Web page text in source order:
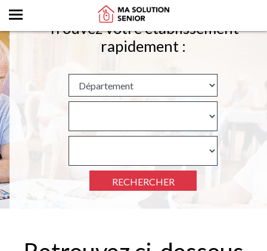
Trouvez votre établissement
rapidement :
RECHERCHER